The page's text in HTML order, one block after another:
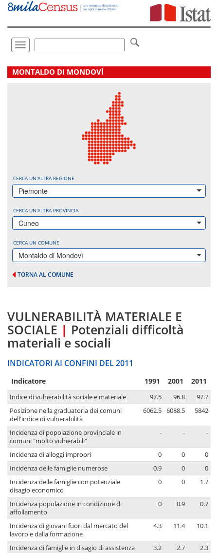
Vai
direttamente
Toggle
navigation
.
MONTALDO DI MONDOVÌ
CERCA UN'ALTRA REGIONE
Piemonte
CERCA UN'ALTRA PROVINCIA
Cuneo
CERCA UN COMUNE
Montaldo di Mondovì
TORNA AL COMUNE
VULNERABILITÀ MATERIALE E
SOCIALE | Potenziali difficoltà
materiali e sociali
INDICATORI AI CONFINI DEL 2011
Indicatore 1991 2001 2011
Indice di vulnerabilità sociale e materiale 97.5 96.8
97.7
Posizione nella graduatoria dei comuni
dell'indice di vulnerabilità
6062.5 6088.5 5842
Incidenza di popolazione provinciale in
comuni "molto vulnerabili"
- - -
Incidenza di alloggi impropri 0 0
0
Incidenza delle famiglie numerose
0.9 0
0
Incidenza delle famiglie con potenziale
disagio economico
0 0 1.7
Incidenza popolazione in condizione di
affollamento
0 0.9 0.7
Incidenza di giovani fuori dal mercato del
lavoro e dalla formazione
4.3 11.4 10.1
Incidenza di famiglie in disagio di assistenza 3.2 2.7 2.3